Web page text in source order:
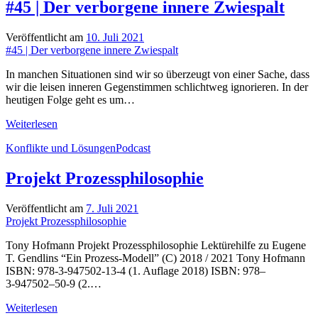
#45 | Der verborgene innere Zwiespalt
Veröffentlicht am 10. Juli 2021
#45 | Der verborgene innere Zwiespalt
In manchen Situationen sind wir so überzeugt von einer Sache, dass
wir die leisen inneren Gegenstimmen schlichtweg ignorieren. In der
heutigen Folge geht es um…
Weiterlesen
Der
innere
Zwiespalt
Konflikte und LösungenPodcast
Projekt Prozessphilosophie
Veröffentlicht am 7. Juli 2021
Projekt Prozessphilosophie
Tony Hofmann Projekt Prozessphilosophie Lektürehilfe zu Eugene
T. Gendlins “Ein Prozess-Modell” (C) 2018 / 2021 Tony Hofmann
ISBN: 978-3-947502-13-4 (1. Auflage 2018) ISBN: 978–
3‑947502–50‑9 (2.…
Weiterlesen